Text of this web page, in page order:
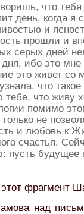
что
день, когда я
и
прошли и
серых дней
дня, ибо это
это живет со
что
тебе, что живу
помимо
только не
и любовь к
счастья.
пусть будущее
фрагмент
над